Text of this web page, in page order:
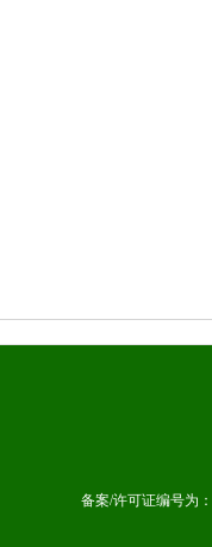
备案/许可证编号为：